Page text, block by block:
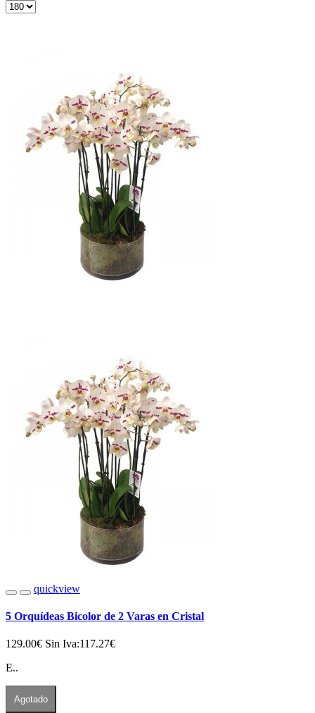
quickview
5 Orquídeas Bicolor de 2 Varas en Cristal
129.00€ Sin Iva:117.27€
E..
Agotado